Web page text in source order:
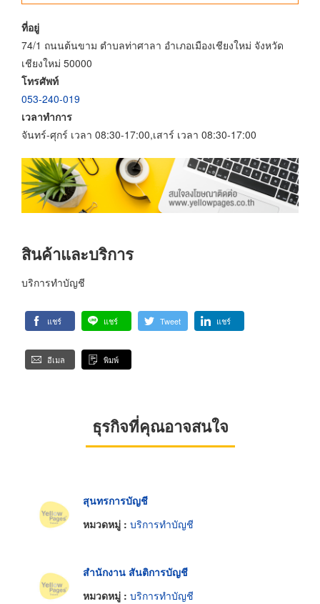
ที่อยู่
74/1 ถนนต้นขาม ตำบลท่าศาลา อำเภอเมืองเชียงใหม่ จังหวัด
เชียงใหม่ 50000
โทรศัพท์
053-240-019
เวลาทำการ
จันทร์-ศุกร์ เวลา 08:30-17:00,เสาร์ เวลา 08:30-17:00
สินค้าและบริการ
บริการทำบัญชี
แชร์ แชร์ Tweet แชร์
อีเมล พิมพ์
ธุรกิจที่คุณอาจสนใจ
สุนทรการบัญชี
หมวดหมู่ : บริการทำบัญชี
สำนักงาน สันติการบัญชี
หมวดหมู่ : บริการทำบัญชี